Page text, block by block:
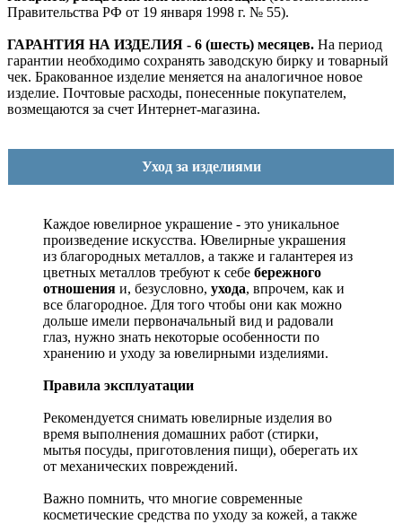
Правительства РФ от 19 января 1998 г. № 55).
ГАРАНТИЯ НА ИЗДЕЛИЯ - 6 (шесть) месяцев. На период
гарантии необходимо сохранять заводскую бирку и товарный
чек. Бракованное изделие меняется на аналогичное новое
изделие. Почтовые расходы, понесенные покупателем,
возмещаются за счет Интернет-магазина.
Уход за изделиями
Каждое ювелирное украшение - это уникальное
произведение искусства. Ювелирные украшения
из благородных металлов, а также и галантерея из
цветных металлов требуют к себе бережного
отношения и, безусловно, ухода, впрочем, как и
все благородное. Для того чтобы они как можно
дольше имели первоначальный вид и радовали
глаз, нужно знать некоторые особенности по
хранению и уходу за ювелирными изделиями.
Правила эксплуатации
Рекомендуется снимать ювелирные изделия во
время выполнения домашних работ (стирки,
мытья посуды, приготовления пищи), оберегать их
от механических повреждений.
Важно помнить, что многие современные
косметические средства по уходу за кожей, а также